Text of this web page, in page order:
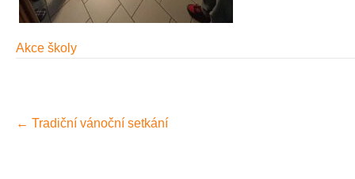
Akce školy
o← Tradiční vánoční setkání